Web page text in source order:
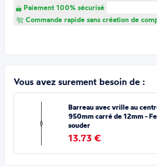
Paiement 100% sécurisé
Commande rapide sans création de
Vous avez surement besoin de :
Barreau avec vrille au
950mm carré de 12mm -
souder
13.73 €